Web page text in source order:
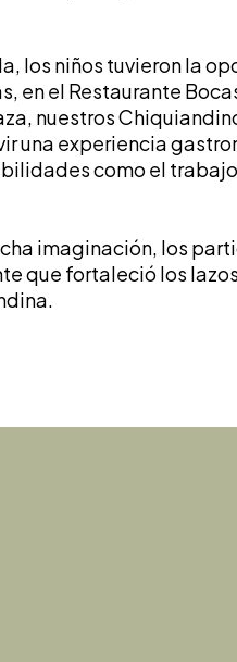
los niños tuvieron la
en el Restaurante
nuestros
una experiencia
como el
imaginación, los
que fortaleció los